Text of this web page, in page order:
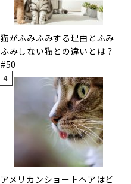
猫がふみふみする理由とふみ
ふみしない猫との違いとは？
#50
アメリカンショートヘアはど